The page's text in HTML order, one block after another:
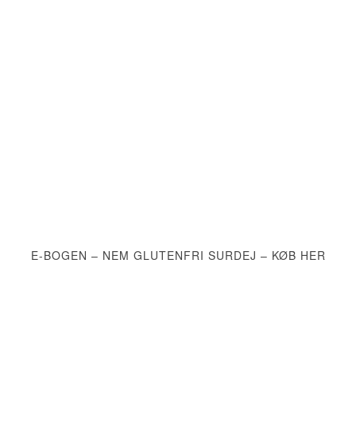
E-BOGEN – NEM GLUTENFRI SURDEJ – KØB HER